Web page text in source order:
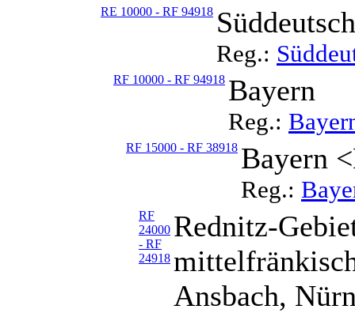
RE 10000 - RF 94918
Reg.:
RF 10000 - RF 94918 Bayern
Reg.:
RF 15000 - RF 38918 Bayern
Reg.:
RF
24000
- RF
24918
Rednitz-
Ansbach,